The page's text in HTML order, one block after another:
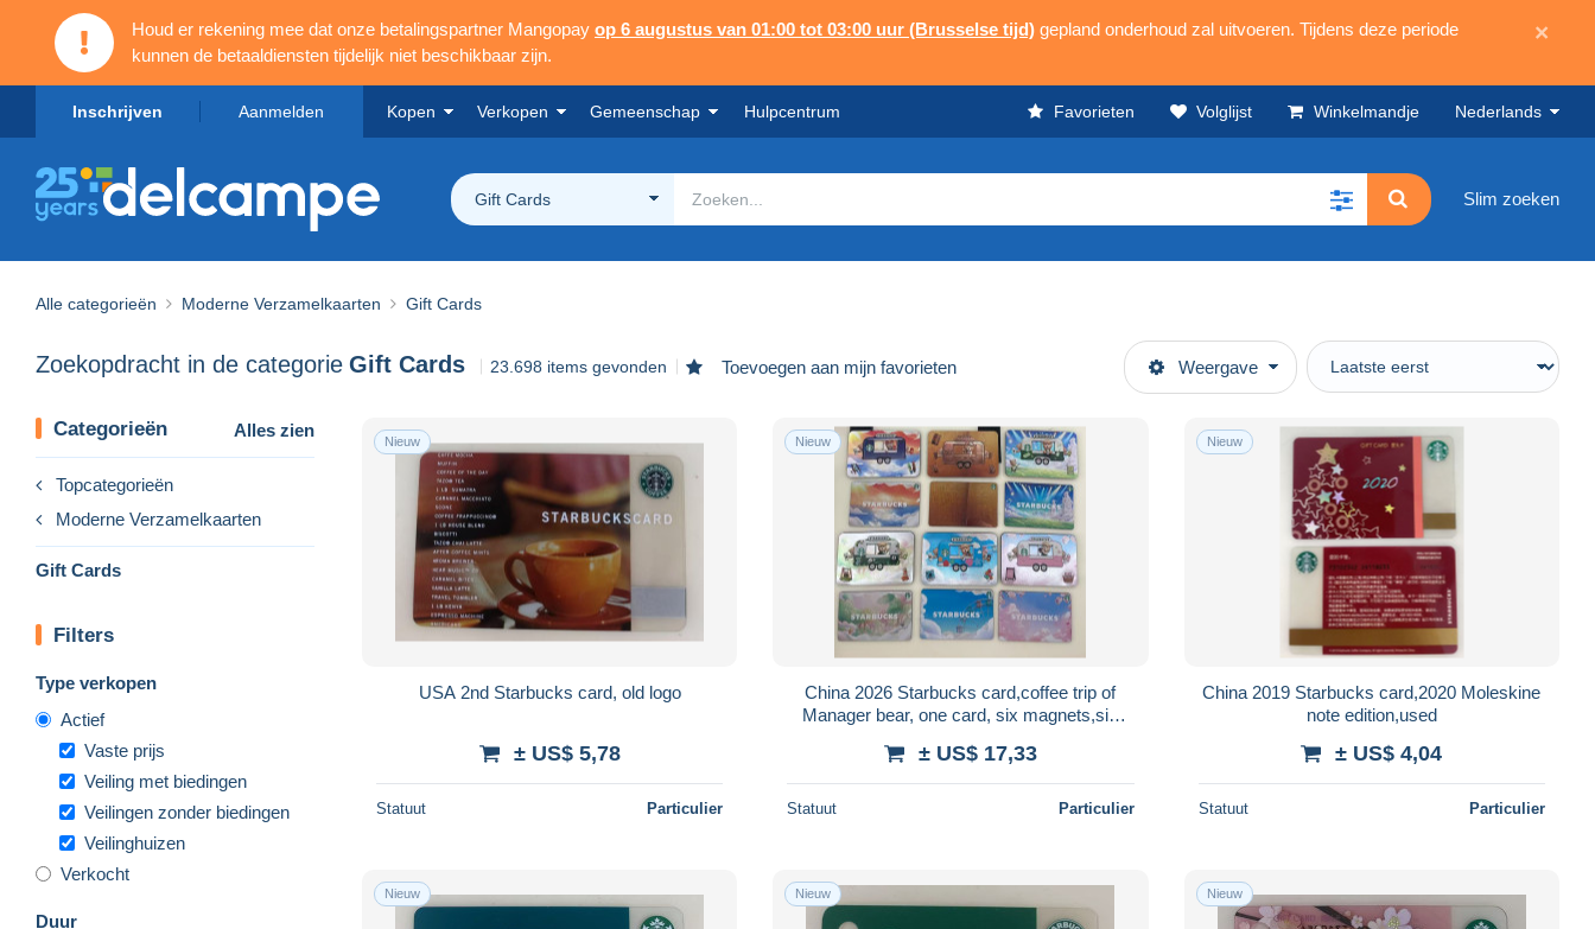
Houd er rekening mee dat onze betalingspartner Mangopay op 6 augustus van 01:00 tot 03:00 uur (Brusselse tijd) gepland onderhoud zal uitvoeren. Tijdens deze periode
kunnen de betaaldiensten tijdelijk niet beschikbaar zijn.
×
Inschrijven Aanmelden Kopen Verkopen Gemeenschap Hulpcentrum Favorieten Volglijst Winkelmandje Nederlands
Gift Cards Slim zoeken
Alle categorieën Moderne Verzamelkaarten Gift Cards
Zoekopdracht in de categorie Gift Cards 23.698 items gevonden Toevoegen aan mijn favorieten Weergave
Categorieën Alles zien
Topcategorieën
Moderne Verzamelkaarten
Gift Cards
Filters
Type verkopen
Actief
Vaste prijs
Veiling met biedingen
Veilingen zonder biedingen
Veilinghuizen
Verkocht
Duur
Nieuw
USA 2nd Starbucks card, old logo
± US$ 5,78
Statuut Particulier
Nieuw
China 2026 Starbucks card,coffee trip of
Manager bear, one card, six magnets,six
± US$ 17,33
Statuut Particulier
Nieuw
China 2019 Starbucks card,2020 Moleskine
note edition,used
± US$ 4,04
Statuut Particulier
Nieuw Nieuw Nieuw